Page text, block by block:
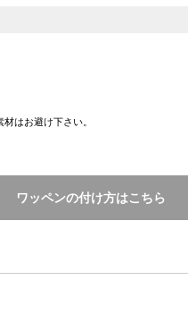
はお避け下さい。
ワッペンの付け方はこちら